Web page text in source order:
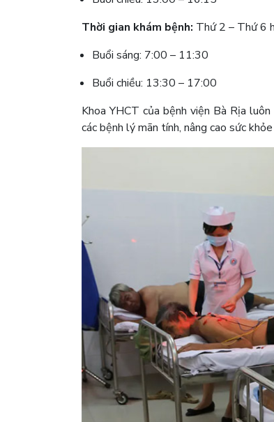
Thời gian khám bệnh: Thứ 2 – Thứ 6
Buổi sáng: 7:00 – 11:30
Buổi chiều: 13:30 – 17:00
Khoa YHCT của bệnh viện Bà Rịa
các bệnh lý mãn tính, nâng cao sức